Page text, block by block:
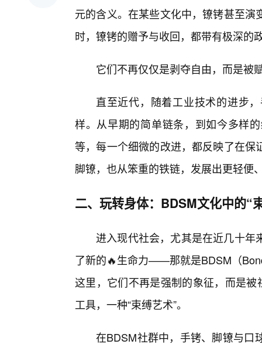
元的含义。在某些文化中，镣铐甚至
时，镣铐的赠予与收回，都带有极深的
它们不再仅仅是剥夺自由，而是被
直至近代，随着工业技术的进步
样。从早期的简单链条，到如今多样
等，每一个细微的改进，都反映了在
脚镣，也从笨重的铁链，发展出更轻便
二、玩转身体：BDSM文化中的“
进入现代社会，尤其是在近几十年
了新的🔥生命力——那就是BDSM（
这里，它们不再是强制的象征，而是
工具，一种“束缚艺术”。
在BDSM社群中，手铐、脚镣与口